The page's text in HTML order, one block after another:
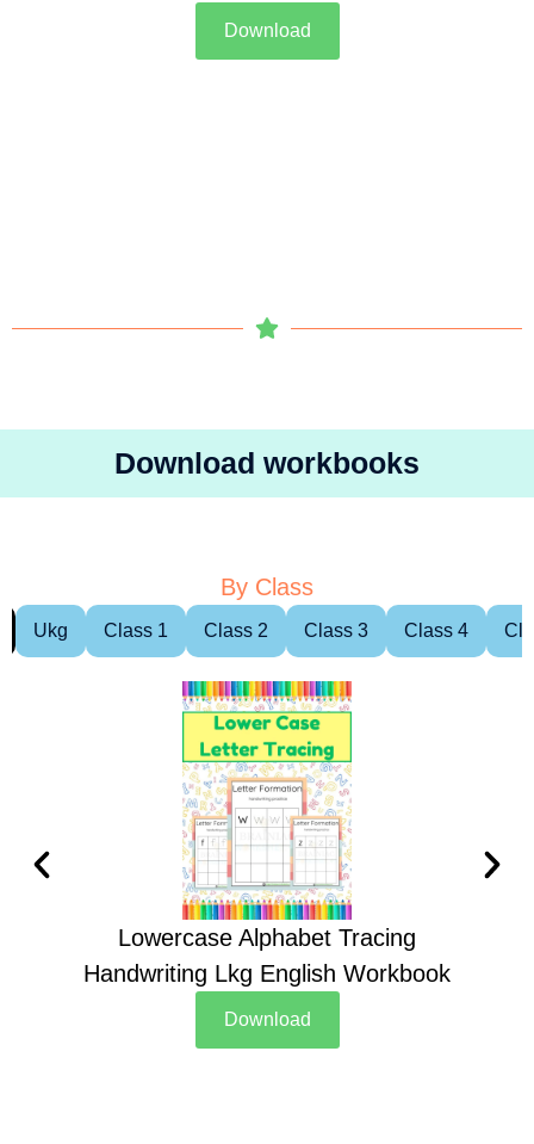
Download
Download workbooks
By Class
Ukg Class 1 Class 2 Class 3 Class 4
Lowercase Alphabet Tracing
Handwriting Lkg English Workbook
Download